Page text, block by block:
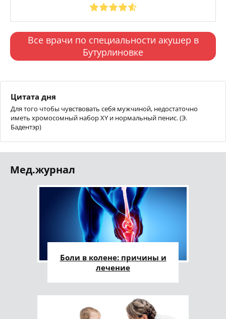
Все врачи по специальности акушер в
Бутурлиновке
Цитата дня
Для того чтобы чувствовать себя мужчиной, недостаточно
иметь хромосомный набор XY и нормальный пенис. (Э.
Бадентэр)
Мед.журнал
Боли в колене: причины и
лечение